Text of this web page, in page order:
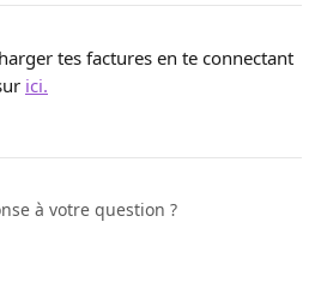
tes factures en te connectant
ici.
à votre question ?